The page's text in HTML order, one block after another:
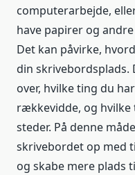
computerarbejde,
have papirer og
Det kan påvirke,
din
over, hvilke ting du
rækkevidde, og hvilke
steder. På denne
skrivebordet op med
og skabe mere plads